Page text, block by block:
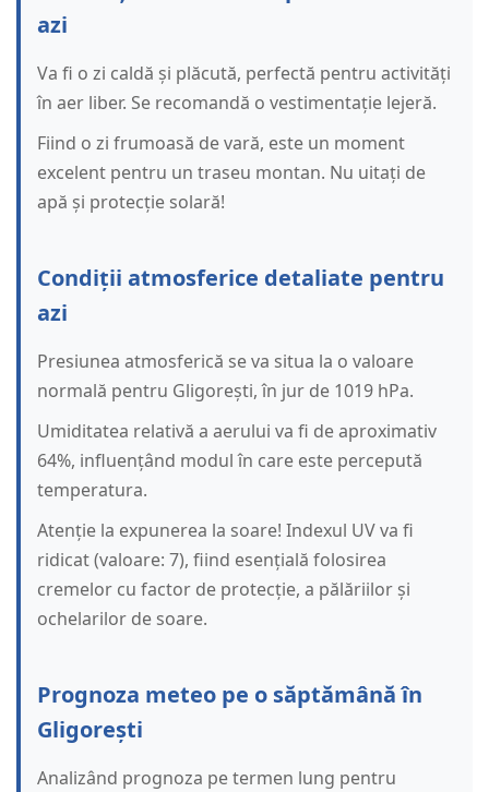
azi
Va fi o zi caldă și plăcută, perfectă pentru activități
în aer liber. Se recomandă o vestimentație lejeră.
Fiind o zi frumoasă de vară, este un moment
excelent pentru un traseu montan. Nu uitați de
apă și protecție solară!
Condiții atmosferice detaliate pentru
azi
Presiunea atmosferică se va situa la o valoare
normală pentru Gligorești, în jur de 1019 hPa.
Umiditatea relativă a aerului va fi de aproximativ
64%, influențând modul în care este percepută
temperatura.
Atenție la expunerea la soare! Indexul UV va fi
ridicat (valoare: 7), fiind esențială folosirea
cremelor cu factor de protecție, a pălăriilor și
ochelarilor de soare.
Prognoza meteo pe o săptămână în
Gligorești
Analizând prognoza pe termen lung pentru